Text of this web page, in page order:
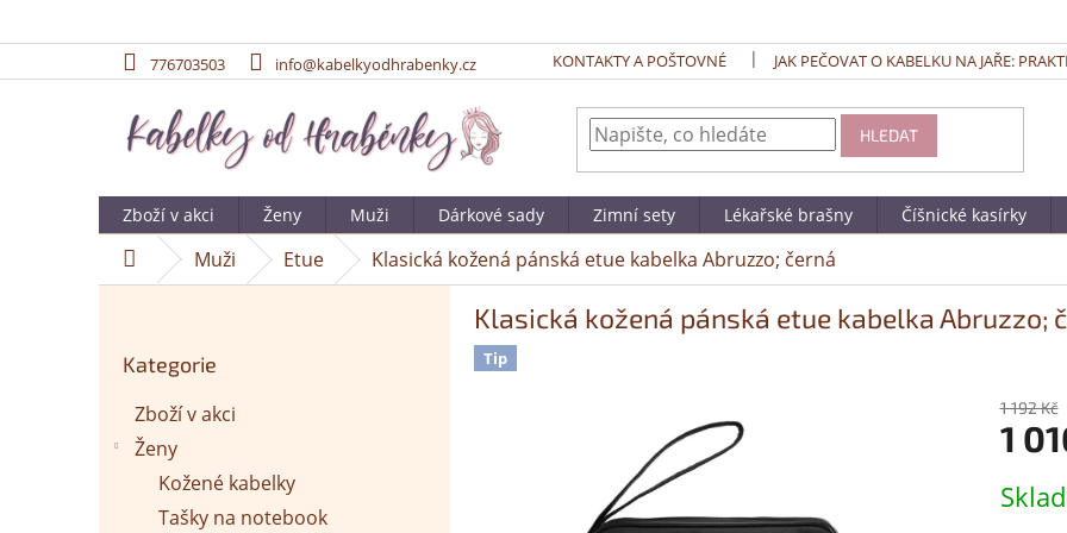
776703503 info@kabelkyodhrabenky.cz KONTAKTY A POŠTOVNÉ JAK PEČOVAT O KABELKU NA JAŘE:
HLEDAT
Zboží v akci Ženy Muži Dárkové sady Zimní sety Lékařské brašny Číšnické kasírky
DomůMuži Etue Klasická kožená pánská etue kabelka Abruzzo; černá
kategorie
Kategorie
Zboží v akci
Ženy
Kožené kabelky
Tašky na notebook
Klasická kožená pánská etue kabelka Abruzzo;
Tip
1 192 Kč
1
cena: